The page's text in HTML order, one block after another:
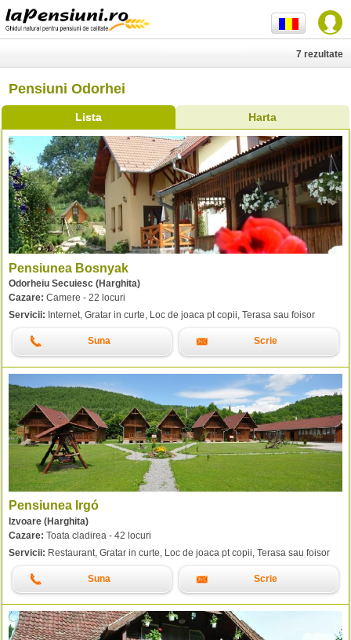
Pensiuni Odorhei
Lista Harta
7 rezultate
Pensiunea Bosnyak
Odorheiu Secuiesc (Harghita)
Cazare: Camere - 22 locuri
Servicii: Internet, Gratar in curte, Loc de joaca pt copii, Terasa sau foisor
Suna Scrie
Pensiunea Irgó
Izvoare (Harghita)
Cazare: Toata cladirea - 42 locuri
Servicii: Restaurant, Gratar in curte, Loc de joaca pt copii, Terasa sau foisor
Suna Scrie